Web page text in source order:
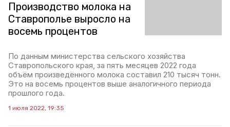
Производство молока на
Ставрополье выросло на
восемь процентов
По данным министерства сельского хозяйства
Ставропольского края, за пять месяцев 2022 года
объём произведённого молока составил 210 тысяч тонн.
Это на восемь процентов выше аналогичного периода
прошлого года.
1 июля 2022, 19:35